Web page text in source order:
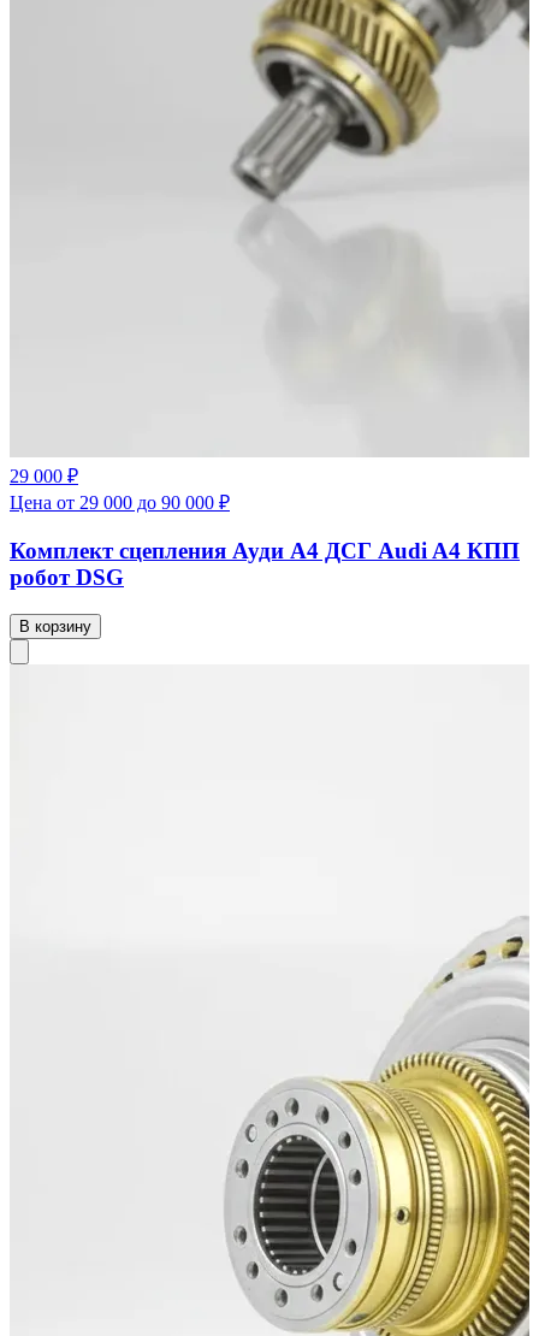
29 000 ₽
Цена от 29 000 до 90 000 ₽
Комплект сцепления Ауди А4 ДСГ Audi A4 КПП
робот DSG
В корзину